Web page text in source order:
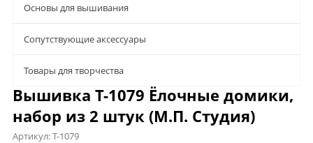
Основы для вышивания
Сопутствующие аксессуары
Товары для творчества
Вышивка Т-1079 Ёлочные домики,
набор из 2 штук (М.П. Студия)
Артикул:Т-1079